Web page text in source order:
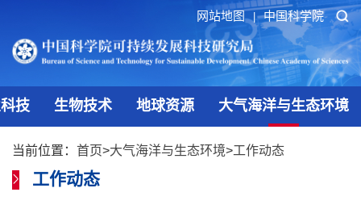
网站地图 中国科学院
技 生物技术 地球资源 大气海洋与生态环境
当前位置： 首页>大气海洋与生态环境>工作动态
工作动态